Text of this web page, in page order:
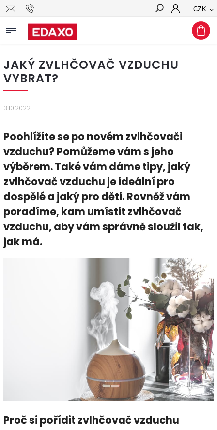
CZK
Hledat
JAKÝ ZVLHČOVAČ VZDUCHU
VYBRAT?
3.10.2022
Poohlížíte se po novém zvlhčovači
vzduchu? Pomůžeme vám s jeho
výběrem. Také vám dáme tipy, jaký
zvlhčovač vzduchu je ideální pro
dospělé a jaký pro děti. Rovněž vám
poradíme, kam umístit zvlhčovač
vzduchu, aby vám správně sloužil tak,
jak má.
Proč si pořídit zvlhčovač vzduchu